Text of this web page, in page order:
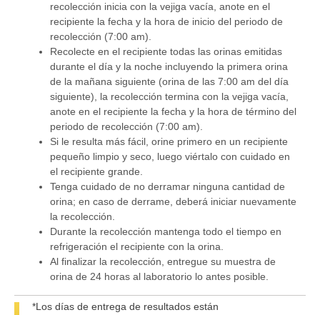
recolección inicia con la vejiga vacía, anote en el
recipiente la fecha y la hora de inicio del periodo de
recolección (7:00 am).
Recolecte en el recipiente todas las orinas emitidas
durante el día y la noche incluyendo la primera orina
de la mañana siguiente (orina de las 7:00 am del día
siguiente), la recolección termina con la vejiga vacía,
anote en el recipiente la fecha y la hora de término del
periodo de recolección (7:00 am).
Si le resulta más fácil, orine primero en un recipiente
pequeño limpio y seco, luego viértalo con cuidado en
el recipiente grande.
Tenga cuidado de no derramar ninguna cantidad de
orina; en caso de derrame, deberá iniciar nuevamente
la recolección.
Durante la recolección mantenga todo el tiempo en
refrigeración el recipiente con la orina.
Al finalizar la recolección, entregue su muestra de
orina de 24 horas al laboratorio lo antes posible.
*Los días de entrega de resultados están